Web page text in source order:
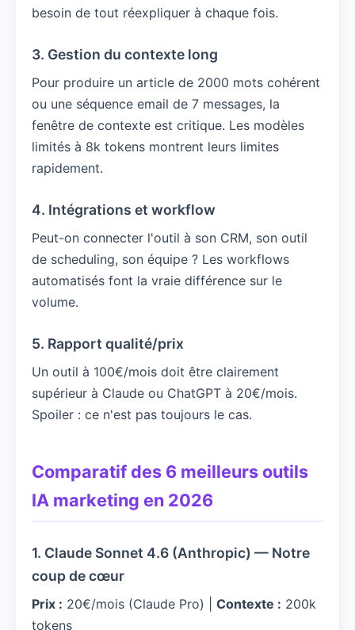
besoin de tout réexpliquer à chaque fois.
3. Gestion du contexte long
Pour produire un article de 2000 mots cohérent
ou une séquence email de 7 messages, la
fenêtre de contexte est critique. Les modèles
limités à 8k tokens montrent leurs limites
rapidement.
4. Intégrations et workflow
Peut-on connecter l'outil à son CRM, son outil
de scheduling, son équipe ? Les workflows
automatisés font la vraie différence sur le
volume.
5. Rapport qualité/prix
Un outil à 100€/mois doit être clairement
supérieur à Claude ou ChatGPT à 20€/mois.
Spoiler : ce n'est pas toujours le cas.
Comparatif des 6 meilleurs outils
IA marketing en 2026
1. Claude Sonnet 4.6 (Anthropic) — Notre
coup de cœur
Prix : 20€/mois (Claude Pro) | Contexte : 200k
tokens